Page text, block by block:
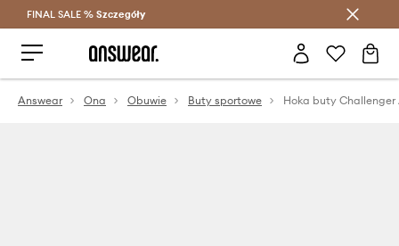
Oszczędzaj z Answear Club >
FINAL SALE % Szczegóły
Answear Ona Obuwie Buty sportowe Hoka buty Challenger